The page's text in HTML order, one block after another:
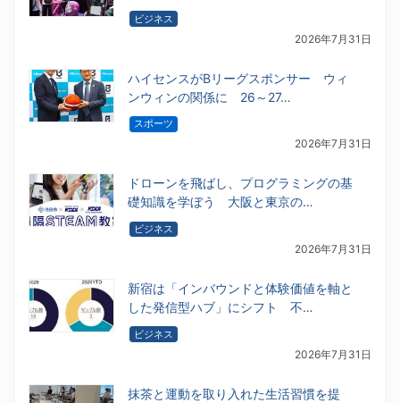
ビジネス
2026年7月31日
ハイセンスがBリーグスポンサー ウィ
ンウィンの関係に 26～27…
スポーツ
2026年7月31日
ドローンを飛ばし、プログラミングの基
礎知識を学ぼう 大阪と東京の…
ビジネス
2026年7月31日
新宿は「インバウンドと体験価値を軸と
した発信型ハブ」にシフト 不…
ビジネス
2026年7月31日
抹茶と運動を取り入れた生活習慣を提